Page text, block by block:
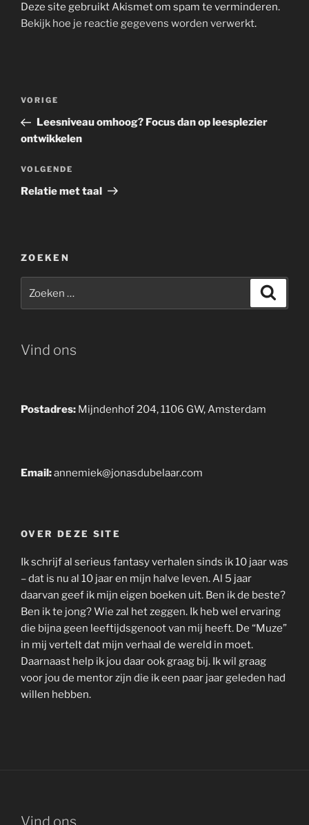
Deze site gebruikt Akismet om spam te verminderen.
Bekijk hoe je reactie gegevens worden verwerkt.
Bericht
Vorig
bericht
VORIGE
Leesniveau omhoog? Focus dan op leesplezier
ontwikkelen
Volgend
bericht
VOLGENDE
Relatie met taal
ZOEKEN
naar:
Vind ons
Postadres: Mijndenhof 204, 1106 GW, Amsterdam
Email:annemiek@jonasdubelaar.com
OVER DEZE SITE
Ik schrijf al serieus fantasy verhalen sinds ik 10 jaar was
– dat is nu al 10 jaar en mijn halve leven. Al 5 jaar
daarvan geef ik mijn eigen boeken uit. Ben ik de beste?
Ben ik te jong? Wie zal het zeggen. Ik heb wel ervaring
die bijna geen leeftijdsgenoot van mij heeft. De “Muze”
in mij vertelt dat mijn verhaal de wereld in moet.
Daarnaast help ik jou daar ook graag bij. Ik wil graag
voor jou de mentor zijn die ik een paar jaar geleden had
willen hebben.
Vind ons